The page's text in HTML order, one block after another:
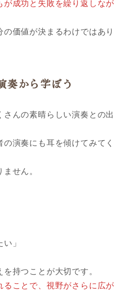
が成功と失敗を繰り返しなが
価値が決まるわけではあり
奏から学ぼう
んの素晴らしい演奏との出
演奏にも耳を傾けてみてく
せん。
」
持つことが大切です。
ることで、視野がさらに広が